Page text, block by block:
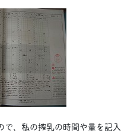
、私の搾乳の時間や量を記入